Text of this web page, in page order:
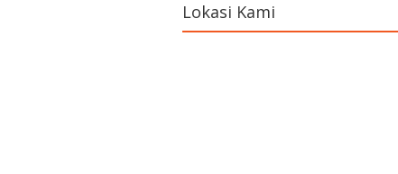
Lokasi Kami